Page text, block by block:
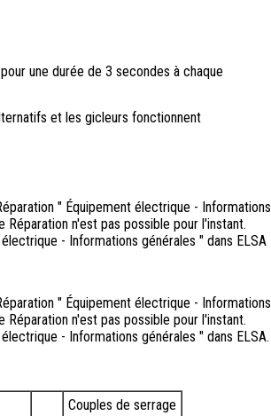
une durée de 3 secondes à chaque
et les gicleurs fonctionnent
" Équipement électrique - Informations
n'est pas possible pour l'instant.
- Informations générales " dans ELSA
" Équipement électrique - Informations
n'est pas possible pour l'instant.
- Informations générales " dans ELSA.
Couples de serrage